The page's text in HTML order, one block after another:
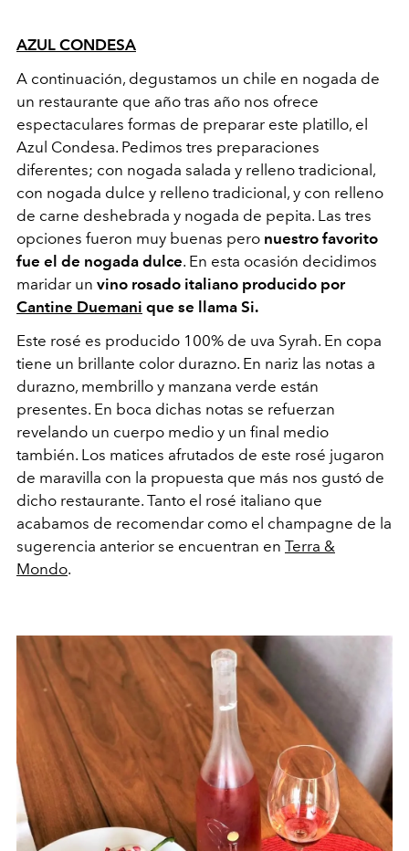
AZUL CONDESA
A continuación, degustamos un chile en nogada de
un restaurante que año tras año nos ofrece
espectaculares formas de preparar este platillo, el
Azul Condesa. Pedimos tres preparaciones
diferentes; con nogada salada y relleno tradicional,
con nogada dulce y relleno tradicional, y con relleno
de carne deshebrada y nogada de pepita. Las tres
opciones fueron muy buenas pero nuestro favorito
fue el de nogada dulce. En esta ocasión decidimos
maridar un vino rosado italiano producido por
Cantine Duemani que se llama Si.
Este rosé es producido 100% de uva Syrah. En copa
tiene un brillante color durazno. En nariz las notas a
durazno, membrillo y manzana verde están
presentes. En boca dichas notas se refuerzan
revelando un cuerpo medio y un final medio
también. Los matices afrutados de este rosé jugaron
de maravilla con la propuesta que más nos gustó de
dicho restaurante. Tanto el rosé italiano que
acabamos de recomendar como el champagne de la
sugerencia anterior se encuentran en Terra &
Mondo.